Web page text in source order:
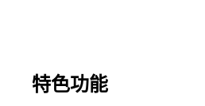
特色功能